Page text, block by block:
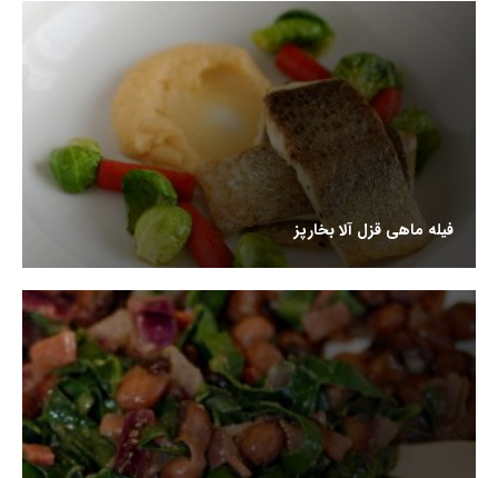
فیله ماهی قزل آلا بخارپز